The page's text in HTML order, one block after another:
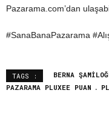
Pazarama.com’dan
#SanaBanaPazarama
TAGS : BERNA
PAZARAMA PLUXEE PUAN